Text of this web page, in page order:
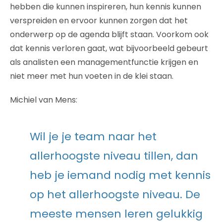
hebben die kunnen inspireren, hun kennis kunnen
verspreiden en ervoor kunnen zorgen dat het
onderwerp op de agenda blijft staan. Voorkom ook
dat kennis verloren gaat, wat bijvoorbeeld gebeurt
als analisten een managementfunctie krijgen en
niet meer met hun voeten in de klei staan.
Michiel van Mens:
Wil je je team naar het
allerhoogste niveau tillen, dan
heb je iemand nodig met kennis
op het allerhoogste niveau. De
meeste mensen leren gelukkig